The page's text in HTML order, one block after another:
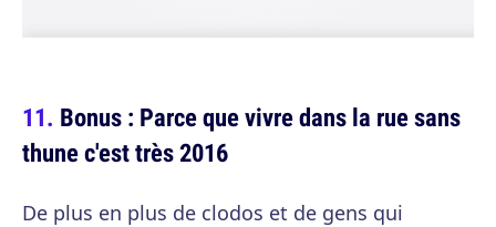
Bonus : Parce que vivre dans la rue sans
thune c'est très 2016
De plus en plus de clodos et de gens qui